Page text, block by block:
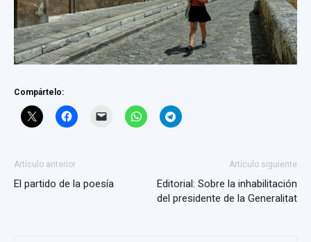
Compártelo:
Artículo anterior
El partido de la poesía
Artículo siguiente
Editorial: Sobre la inhabilitación
del presidente de la Generalitat